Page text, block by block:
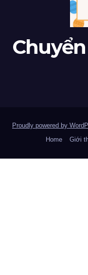
Proudly powered by
Home
Giới